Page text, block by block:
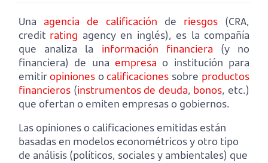
Una agencia de calificación de riesgos (CRA,
credit rating agency en inglés), es la compañía
que analiza la información financiera (y no
financiera) de una empresa o institución para
emitiropinionesocalificaciones sobre productos
financieros (instrumentos de deuda, bonos, etc.)
que ofertan o emiten empresas o gobiernos.
Las opiniones o calificaciones emitidas están
basadas en modelos econométricos y otro tipo
de análisis (políticos, sociales y ambientales) que